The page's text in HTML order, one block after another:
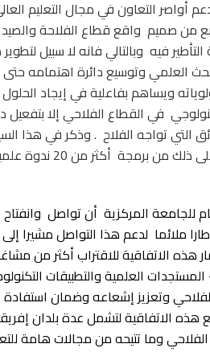
أواصر التعاون في مجال التعليم
من صميم واقع قطاع الفلاحة
فيه وبالتالي فانه لا سبيل
العلمي وتوسيع دائرة اهتمامه
ويساهم بفاعلية في إيجاد الحلول
في القطاع الفلاحي إلا بتفعيل
التي تواجه الفلاح . وذكر في هذا
الفلاحية من اهتمام بمسألة
للجامعة المركزية أن تواصل
ملائما لدعم هذا التواصل مشيرا
هذه الاتفاقية للاقتراب أكثر من
العلمية والتطبيقات
وتعزيز إشعاعه وضمان استفادة
هذه الاتفاقية لتشمل عدة بلدان
وما تتيحه من مجالات هامة